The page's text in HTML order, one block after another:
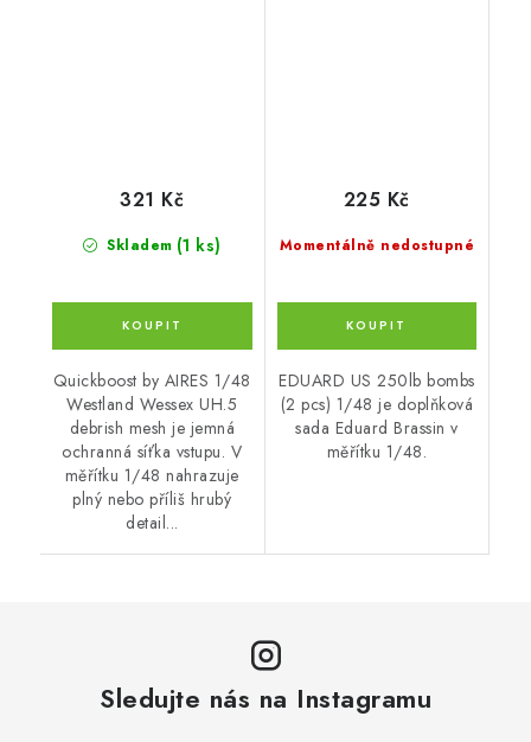
Skladem (1 ks)
321 Kč
Quickboost by AIRES 1/48
Westland Wessex UH.5
debrish mesh je jemná
ochranná síťka vstupu. V
měřítku 1/48 nahrazuje
plný nebo příliš hrubý
detail...
Momentálně nedostupné
225 Kč
EDUARD US 250lb bombs
(2 pcs) 1/48 je doplňková
sada Eduard Brassin v
měřítku 1/48.
Sledujte nás na Instagramu